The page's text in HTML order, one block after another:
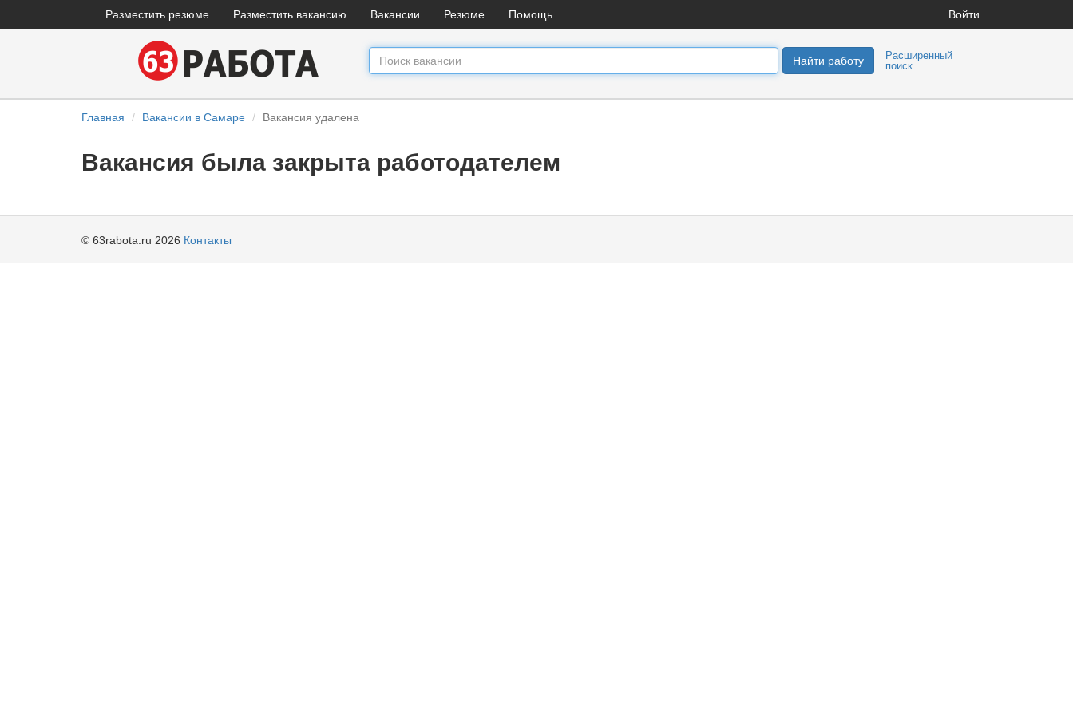
Разместить резюме Разместить вакансию Вакансии Резюме Помощь Войти
Найти работу
Расширенный
поиск
Главная Вакансии в Самаре Вакансия удалена
Вакансия была закрыта работодателем
© 63rabota.ru 2026 Контакты